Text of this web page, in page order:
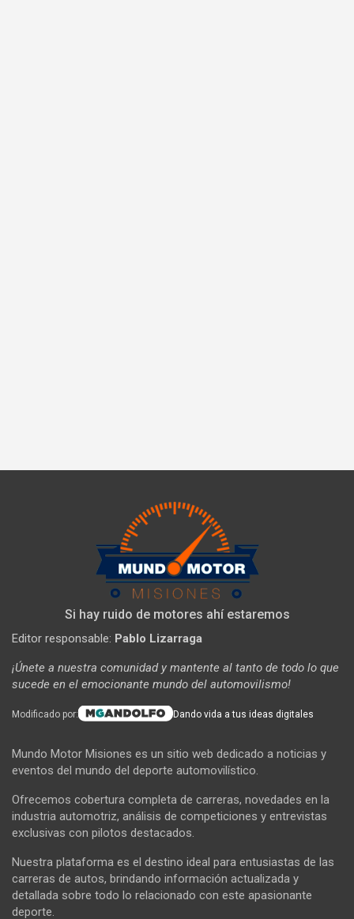
Si hay ruido de motores ahí estaremos
Editor responsable: Pablo Lizarraga
¡Únete a nuestra comunidad y mantente al tanto de todo lo que
sucede en el emocionante mundo del automovilismo!
Modificado por: Dando vida a tus ideas digitales
Mundo Motor Misiones es un sitio web dedicado a noticias y
eventos del mundo del deporte automovilístico.
Ofrecemos cobertura completa de carreras, novedades en la
industria automotriz, análisis de competiciones y entrevistas
exclusivas con pilotos destacados.
Nuestra plataforma es el destino ideal para entusiastas de las
carreras de autos, brindando información actualizada y
detallada sobre todo lo relacionado con este apasionante
deporte.